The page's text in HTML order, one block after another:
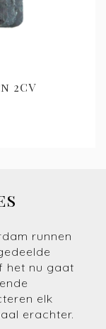
2CV
runnen
het nu gaat
elk
erachter.